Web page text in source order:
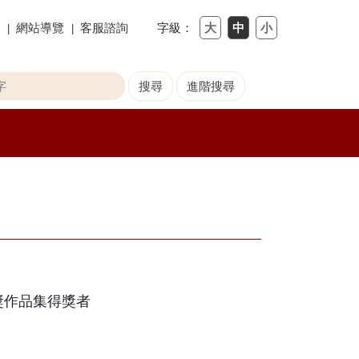
網站導覽 客服諮詢 字級：
品集得獎者